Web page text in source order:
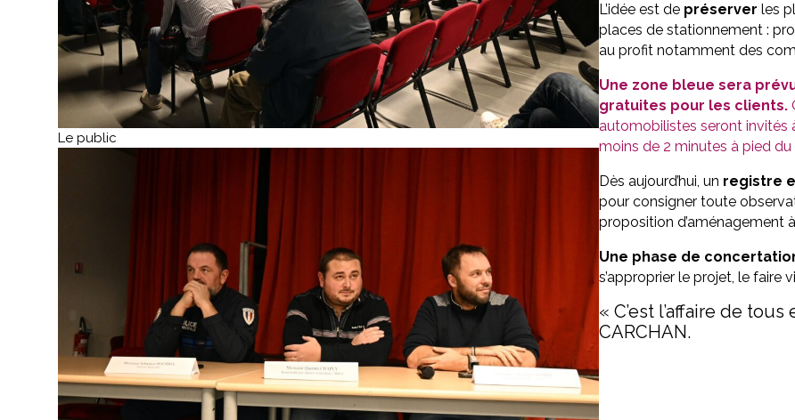
Le public
L’idée est de préserver les
places de stationnement :
au profit notamment des
Une zone bleue sera
gratuites pour les clients.
automobilistes seront invités
moins de 2 minutes à pied
Dès aujourd’hui, un registre
pour consigner toute
proposition d’aménagement
Une phase de
s’approprier le projet, le faire
« C’est l’affaire de
CARCHAN.